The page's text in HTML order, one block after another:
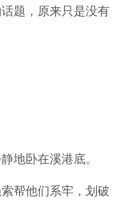
题，原来只是没有
地卧在溪港底。
帮他们系牢，划破